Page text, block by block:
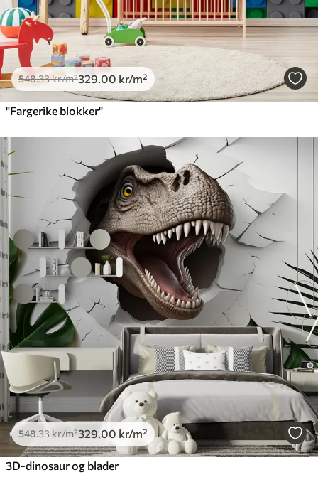
548.33kr/m²329.00 kr/m²
"Fargerike blokker"
548.33kr/m²329.00 kr/m²
3D-dinosaur og blader